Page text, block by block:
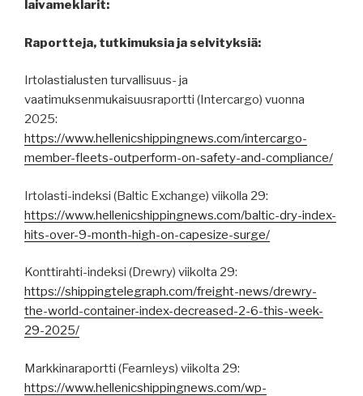
laivameklarit:
Raportteja, tutkimuksia ja selvityksiä:
Irtolastialusten turvallisuus- ja
vaatimuksenmukaisuusraportti (Intercargo) vuonna
2025:
https://www.hellenicshippingnews.com/intercargo-
member-fleets-outperform-on-safety-and-compliance/
Irtolasti-indeksi (Baltic Exchange) viikolla 29:
https://www.hellenicshippingnews.com/baltic-dry-index-
hits-over-9-month-high-on-capesize-surge/
Konttirahti-indeksi (Drewry) viikolta 29:
https://shippingtelegraph.com/freight-news/drewry-
the-world-container-index-decreased-2-6-this-week-
29-2025/
Markkinaraportti (Fearnleys) viikolta 29:
https://www.hellenicshippingnews.com/wp-